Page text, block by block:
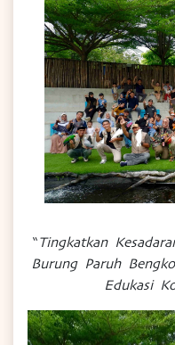
“Tingkatkan
Burung Paruh
Edukasi